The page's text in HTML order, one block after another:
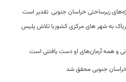
زیرساختی خراسان‌ جنوبی ‌ تقدیر است
803 کیلوگرم تریاک به شهر های مرکزی کشوربا تلاش پلیس
و همه آرمان‌های او دست یافتنی است
جنوبی محقق شد